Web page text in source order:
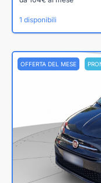
1 disponibili
OFFERTA DEL MESE